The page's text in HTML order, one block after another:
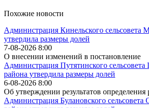
Похожие новости
Администрация Кинельского сельсовета
утвердила размеры долей
7-08-2026 8:00
О внесении изменений в постановление
Администрация Путятинского
района утвердила размеры долей
6-08-2026 8:00
Об утверждении результатов определения
Администрация Булановского сельсовета